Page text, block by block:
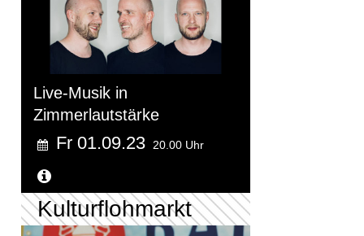
Live-Musik in
Zimmerlautstärke
Fr 01.09.23 20.00 Uhr
Kulturflohmarkt